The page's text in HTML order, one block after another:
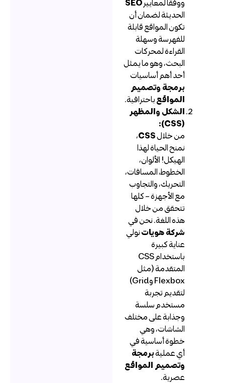
ووفقًا لمعاييرSEO
الحديثة لضمان أن
تكون المواقع قابلة
للفهرسة وسهلة
القراءة لمحركات
البحث، وهو ما يمثل
أحد أهم أساسيات
برمجة وتصميم
المواقعباحترافية.
الشكل والمظهر
من خلالCSS ،
نمنح الحياة لهذا
الهيكل! الألوان،
الخطوط، المسافات،
التحريك، والتجاوب
مع الأجهزة – كلها
تتحقق من خلال
هذه اللغة. نحن في
شركة هوياتنولي
عناية كبيرة
باستخدام CSS
المتقدمة (مثل
Flexbox وGrid)
لتقديم تجربة
مستخدم سلسة
وجذابة على مختلف
الشاشات، وهي
خطوة أساسية في
أي عملية برمجة
وتصميم المواقع
عصرية.